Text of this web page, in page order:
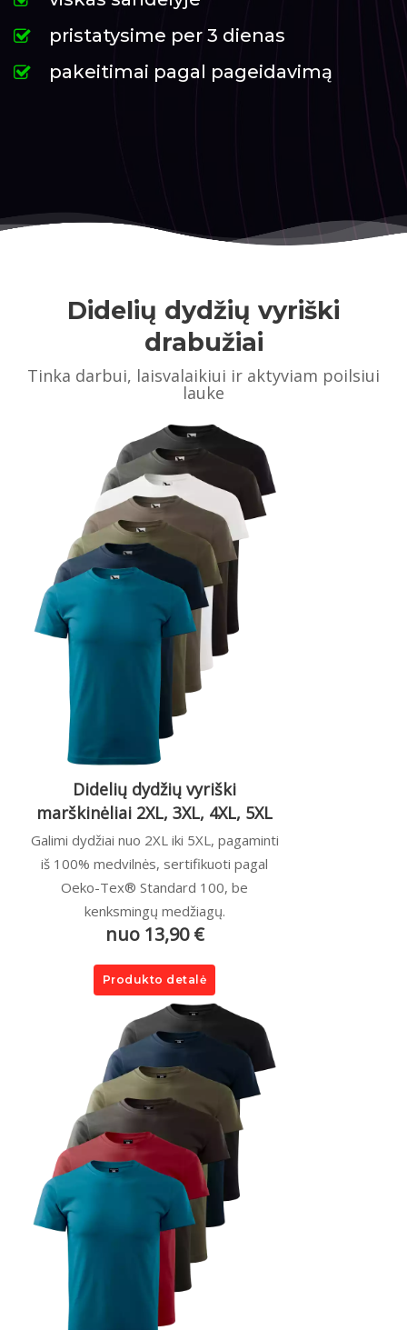
pristatysime per 3 dienas
pakeitimai pagal pageidavimą
Didelių dydžių vyriški
drabužiai
Tinka darbui, laisvalaikiui ir aktyviam poilsiui
lauke
Didelių dydžių vyriški
marškinėliai 2XL, 3XL, 4XL, 5XL
Galimi dydžiai nuo 2XL iki 5XL, pagaminti
iš 100% medvilnės, sertifikuoti pagal
Oeko-Tex® Standard 100, be
kenksmingų medžiagų.
nuo 13,90 €
Produkto detalė